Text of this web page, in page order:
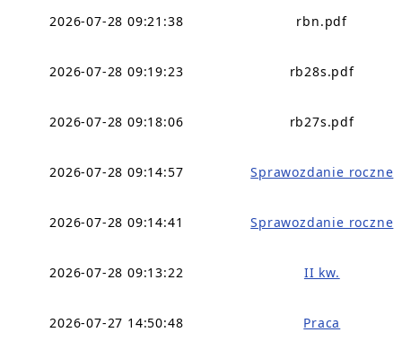
2026-07-28 09:21:38 rbn.pdf
2026-07-28 09:19:23 rb28s.pdf
2026-07-28 09:18:06 rb27s.pdf
2026-07-28 09:14:57 Sprawozdanie roczne
2026-07-28 09:14:41 Sprawozdanie roczne
2026-07-28 09:13:22 II kw.
2026-07-27 14:50:48 Praca